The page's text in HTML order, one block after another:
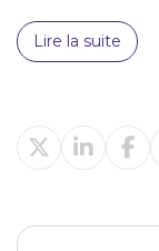
Lire la suite